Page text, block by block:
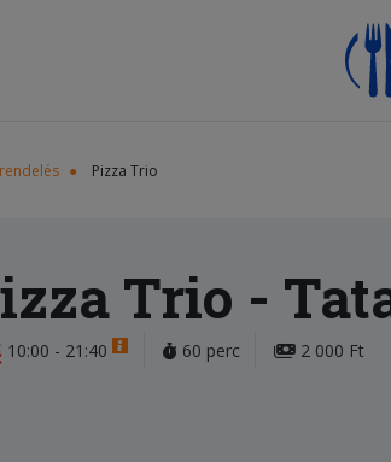
Pizza Trio
Trio -
10:00 - 21:40 60 perc 2 000 Ft